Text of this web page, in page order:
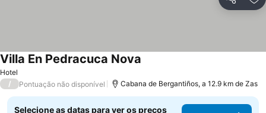
Partilhar
Hotel
Villa En Pedracuca Nova
/ Pontuação não disponível Cabana de Bergantiños, a 12.9 km de Zas
Selecione as datas para ver os preços